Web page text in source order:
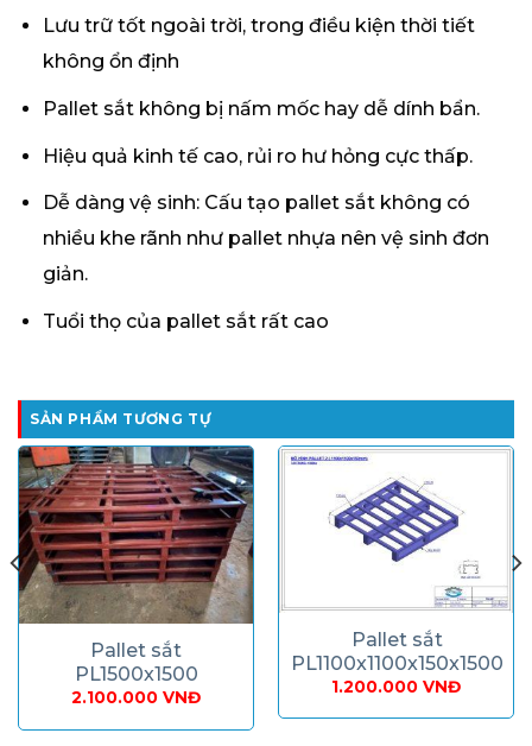
Lưu trữ tốt ngoài trời, trong điều kiện thời tiết
không ổn định
Pallet sắt không bị nấm mốc hay dễ dính bẩn.
Hiệu quả kinh tế cao, rủi ro hư hỏng cực thấp.
Dễ dàng vệ sinh: Cấu tạo pallet sắt không có
nhiều khe rãnh như pallet nhựa nên vệ sinh đơn
giản.
Tuổi thọ của pallet sắt rất cao
SẢN PHẨM TƯƠNG TỰ
Pallet sắt
PL1500x1500
2.100.000 VNĐ
Pallet sắt
PL1100x1100x150x1500
1.200.000 VNĐ